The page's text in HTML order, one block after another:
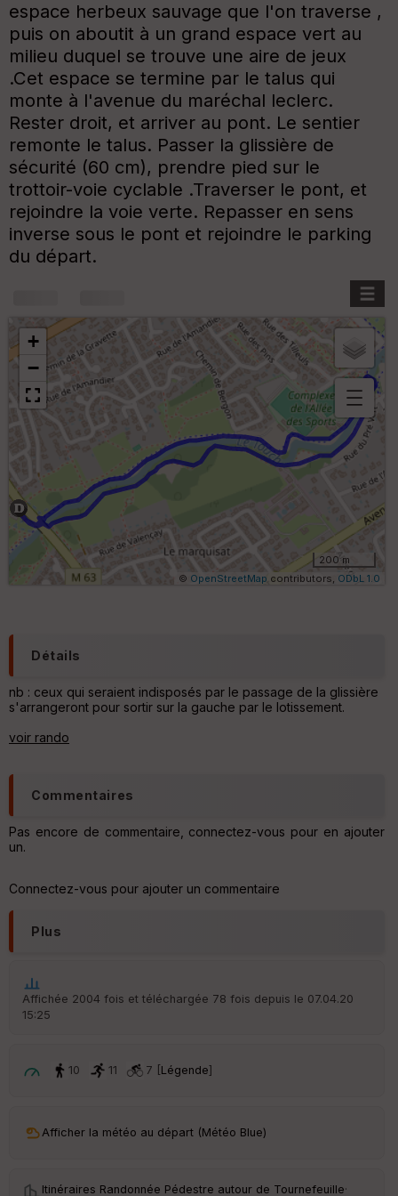
espace herbeux sauvage que l'on traverse ,
puis on aboutit à un grand espace vert au
milieu duquel se trouve une aire de jeux
.Cet espace se termine par le talus qui
monte à l'avenue du maréchal leclerc.
Rester droit, et arriver au pont. Le sentier
remonte le talus. Passer la glissière de
sécurité (60 cm), prendre pied sur le
trottoir-voie cyclable .Traverser le pont, et
rejoindre la voie verte. Repasser en sens
inverse sous le pont et rejoindre le parking
du départ.
+
−
B
or
n
s
lo
m
ét
ri
q
v
he
v
é
200 m
© OpenStreetMap contributors, ODbL 1.0
Détails
nb : ceux qui seraient indisposés par le passage de la glissière
s'arrangeront pour sortir sur la gauche par le lotissement.
voir rando
Commentaires
Pas encore de commentaire, connectez-vous pour en ajouter
un.
Connectez-vous pour ajouter un commentaire
Plus
Affichée 2004 fois et téléchargée 78 fois depuis le 07.04.20
15:25
10 11 7 [Légende]
Afficher la météo au départ (Météo Blue)
Itinéraires Randonnée Pédestre autour de Tournefeuille·